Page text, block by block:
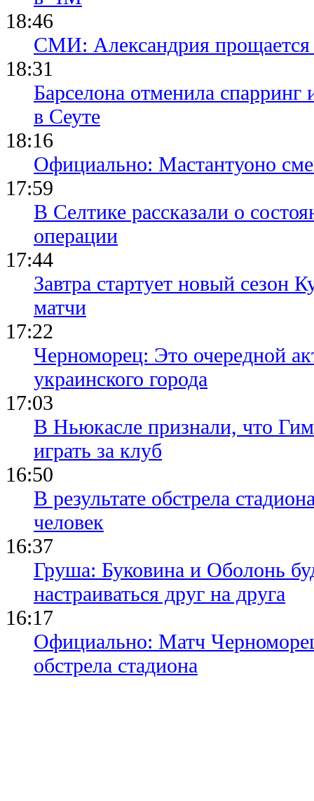
18:46
СМИ: Александрия
18:31
Барселона отменила спарринг
в Сеуте
18:16
Официально: Мастантуоно
17:59
В Селтике рассказали о
операции
17:44
Завтра стартует новый сезон
матчи
17:22
Черноморец: Это очередной
украинского города
17:03
В Ньюкасле признали, что
играть за клуб
16:50
В результате обстрела
человек
16:37
Груша: Буковина и Оболонь
настраиваться друг на друга
16:17
Официально: Матч
обстрела стадиона